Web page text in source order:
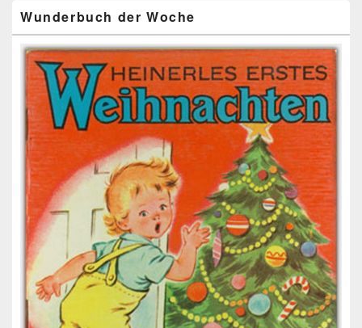
Wunderbuch der Woche